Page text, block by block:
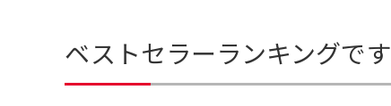
ベストセラーランキングです